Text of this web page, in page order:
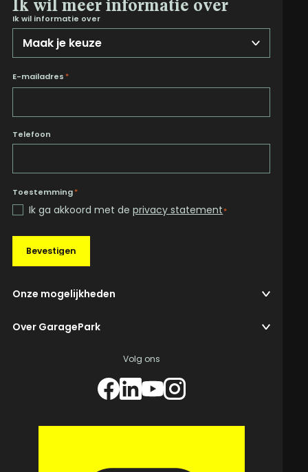
Ik wil meer informatie over
Ik wil informatie over
E-mailadres *
Telefoon
Toestemming*
Ik ga akkoord met deprivacy statement*
Bevestigen
Onze mogelijkheden
Over GaragePark
Volg ons